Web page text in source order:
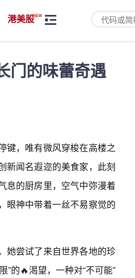
港美股
门的味蕾奇遇
键，唯有微风穿梭在高楼之
新闻名遐迩的美食家，此刻
息的厨房里，空气中弥漫着
眼神中带着一丝不易察觉的
她尝试了来自世界各地的珍
的🔥渴望，一种对“不可能”